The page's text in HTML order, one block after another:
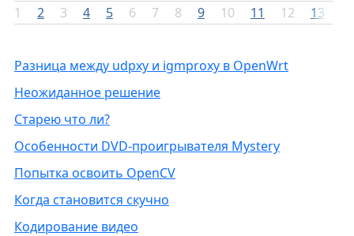
1
2 3 4 5 6 7 8 9 10 11 12 13
Разница между udpxy и igmproxy в OpenWrt
Неожиданное решение
Старею что ли?
Особенности DVD-проигрывателя Mystery
Попытка освоить OpenCV
Когда становится скучно
Кодирование видео